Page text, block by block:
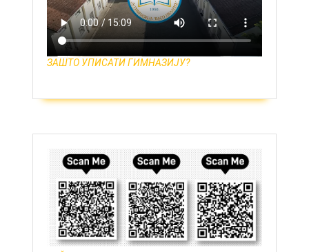
ЗАШТО УПИСАТИ ГИМНАЗИЈУ?